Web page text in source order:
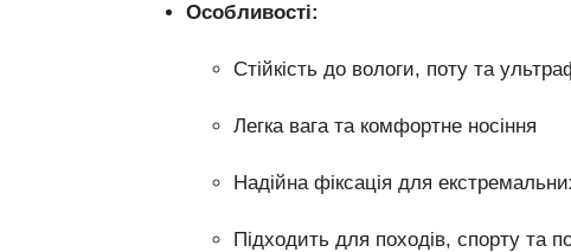
Особливості:
Стійкість до вологи, поту та
Легка вага та комфортне носіння
Надійна фіксація для
Підходить для походів, спорту та